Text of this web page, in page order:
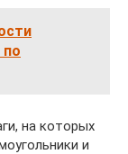
по
на которых
и